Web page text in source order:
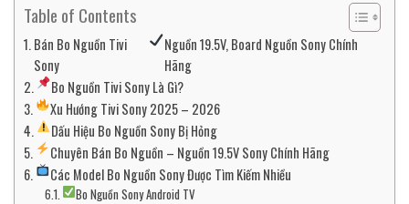
Table of Contents
Bán Bo Nguồn Tivi
Sony
Nguồn 19.5V, Board Nguồn Sony Chính
Hãng
Bo Nguồn Tivi Sony Là Gì?
Xu Hướng Tivi Sony 2025 – 2026
Dấu Hiệu Bo Nguồn Sony Bị Hỏng
Chuyên Bán Bo Nguồn – Nguồn 19.5V Sony Chính Hãng
Các Model Bo Nguồn Sony Được Tìm Kiếm Nhiều
Bo Nguồn Sony Android TV